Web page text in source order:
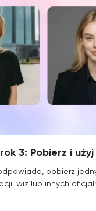
3: Pobierz i użyj
pobierz
wiz lub innych